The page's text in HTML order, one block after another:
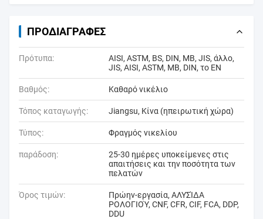
ΠΡΟΔΙΑΓΡΑΦΈΣ
Πρότυπα:
AISI, ASTM, BS, DIN, ΜΒ, JIS, άλλο,
JIS, AISI, ASTM, ΜΒ, DIN, το EN
Βαθμός: Καθαρό νικέλιο
Τόπος καταγωγής: Jiangsu, Κίνα (ηπειρωτική χώρα)
Τύπος: Φραγμός νικελίου
παράδοση:
25-30 ημέρες υποκείμενες στις
απαιτήσεις και την ποσότητα των
πελατών
Όρος τιμών:
Πρώην-εργασία, ΑΛΥΣΊΔΑ
ΡΟΛΟΓΙΟΎ, CNF, CFR, CIF, FCA, DDP,
DDU